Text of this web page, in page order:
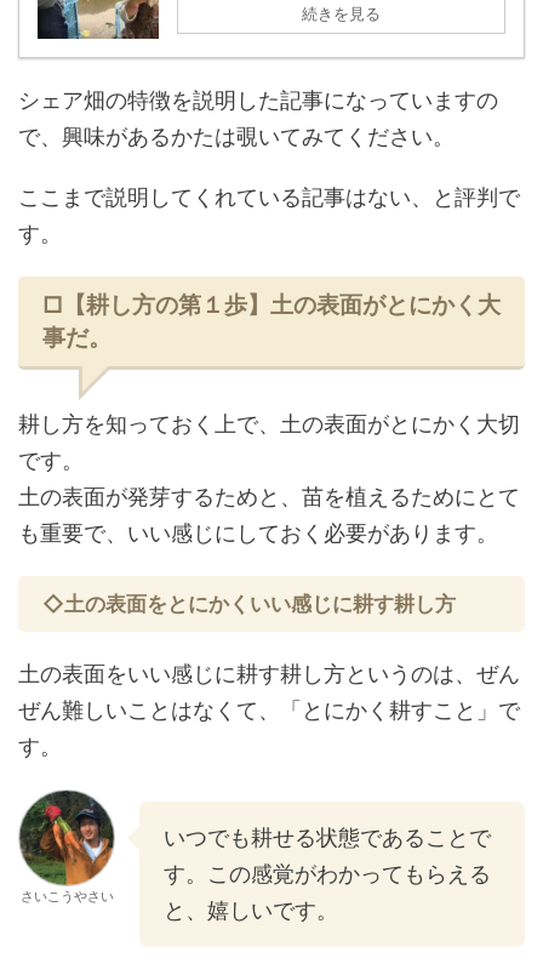
続きを見る
シェア畑の特徴を説明した記事になっていますの
で、興味があるかたは覗いてみてください。
ここまで説明してくれている記事はない、と評判で
す。
□【耕し方の第１歩】土の表面がとにかく大
事だ。
耕し方を知っておく上で、土の表面がとにかく大切
です。
土の表面が発芽するためと、苗を植えるためにとて
も重要で、いい感じにしておく必要があります。
◇土の表面をとにかくいい感じに耕す耕し方
土の表面をいい感じに耕す耕し方というのは、ぜん
ぜん難しいことはなくて、「とにかく耕すこと」で
す。
さいこうやさい
いつでも耕せる状態であることで
す。この感覚がわかってもらえる
と、嬉しいです。